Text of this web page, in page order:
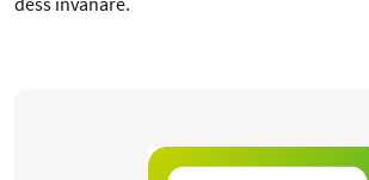
dess invånare.